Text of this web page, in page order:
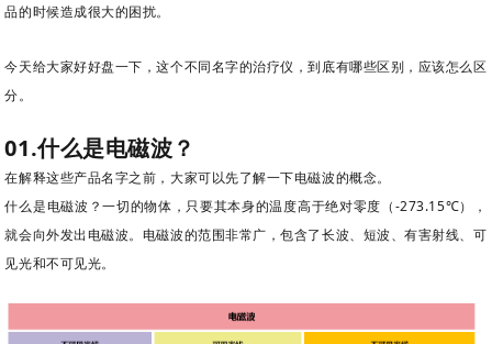
品的时候造成很大的困扰。
今天给大家好好盘一下，这个不同名字的治疗仪，到底有哪些区别，应该怎么区
分。
01.什么是电磁波？
在解释这些产品名字之前，大家可以先了解一下电磁波的概念。
什么是电磁波？一切的物体，只要其本身的温度高于绝对零度（-273.15℃），
就会向外发出电磁波。电磁波的范围非常广，包含了长波、短波、有害射线、可
见光和不可见光。